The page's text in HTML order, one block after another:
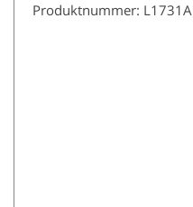
Produktnummer: L1731A